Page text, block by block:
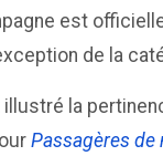
est
de la
la
Passagères de